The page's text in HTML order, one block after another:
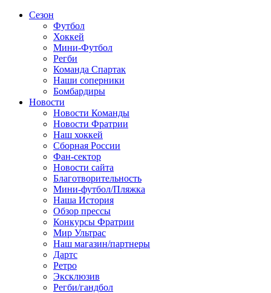
Сезон
Футбол
Хоккей
Мини-Футбол
Регби
Команда Спартак
Наши соперники
Бомбардиры
Новости
Новости Команды
Новости Фратрии
Наш хоккей
Сборная России
Фан-cектор
Новости сайта
Благотворительность
Мини-футбол/Пляжка
Наша История
Обзор прессы
Конкурсы Фратрии
Мир Ультрас
Наш магазин/партнеры
Дартс
Ретро
Эксклюзив
Регби/гандбол